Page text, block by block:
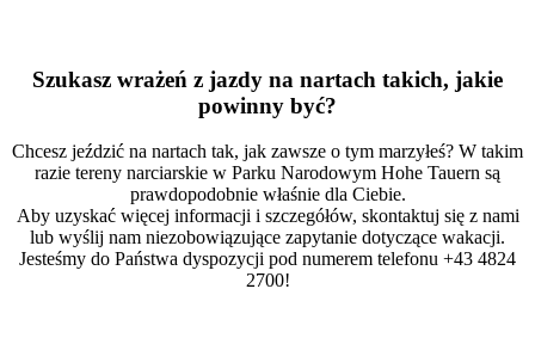
Szukasz wrażeń z jazdy na nartach takich, jakie
powinny być?
Chcesz jeździć na nartach tak, jak zawsze o tym marzyłeś? W takim
razie tereny narciarskie w Parku Narodowym Hohe Tauern są
prawdopodobnie właśnie dla Ciebie.
Aby uzyskać więcej informacji i szczegółów, skontaktuj się z nami
lub wyślij nam niezobowiązujące zapytanie dotyczące wakacji.
Jesteśmy do Państwa dyspozycji pod numerem telefonu +43 4824
2700!